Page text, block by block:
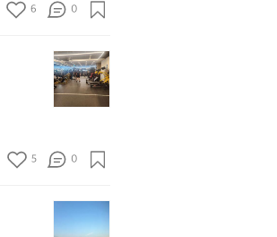
공
중
자
하
기
어
친
이
형
의
턱
걸
이
간
만
려
뺄
구
요
완
늘
은
사
많
아
로
테
6 0
오
늘
은
사
별
요
5 0
4.